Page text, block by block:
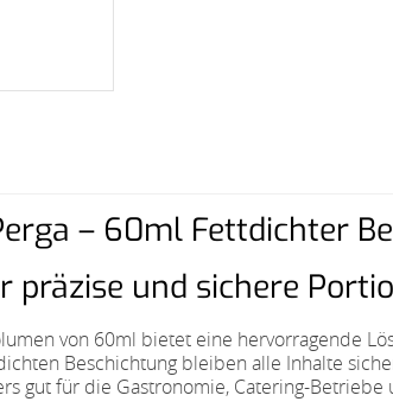
– 60ml Fettdichter
präzise und sichere
von 60ml bietet eine hervorragende
Beschichtung bleiben alle Inhalte
gut für die Gastronomie, Catering-